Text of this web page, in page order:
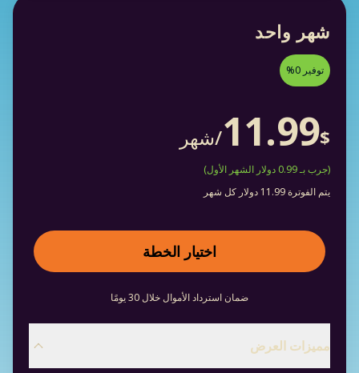
شهر واحد
توفير 0%
$
11.99/شهر
(جرب بـ 0.99 دولار الشهر الأول)
يتم الفوترة 11.99 دولار كل شهر
اختيار الخطة
ضمان استرداد الأموال خلال 30 يومًا
مميزات العرض